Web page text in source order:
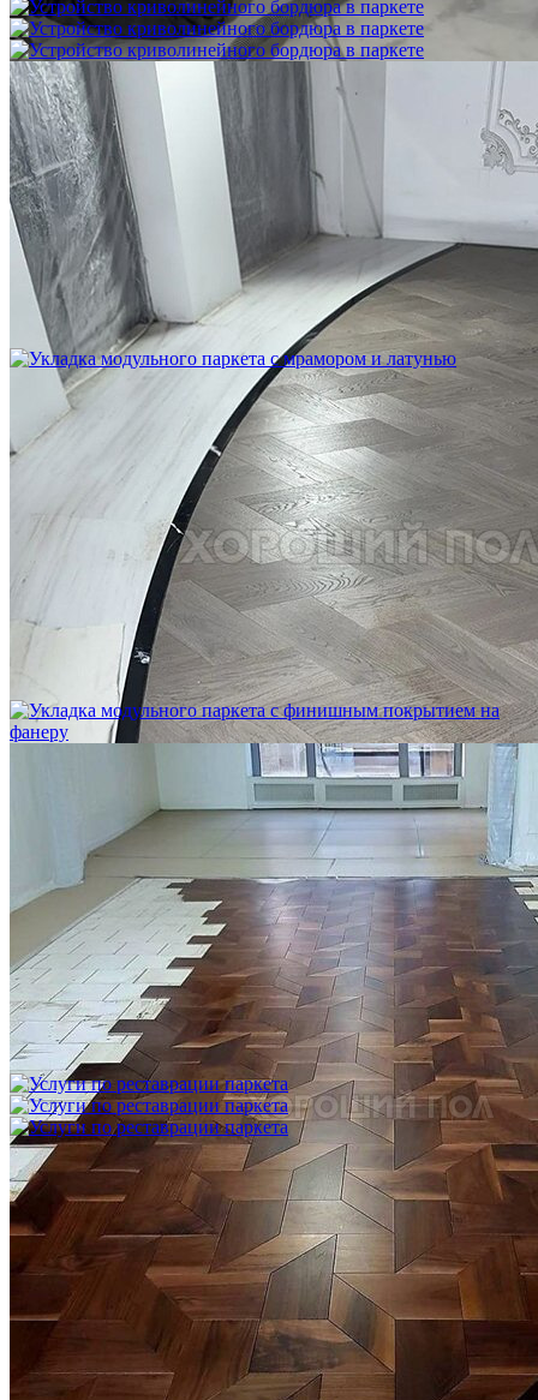
Устройство криволинейного бордюра в паркете
2 500 ₽
Укладка модульного паркета с мрамором и латунью
Укладка модульного паркета с финишным покрытием на
фанеру
3 600 ₽
Услуги по реставрации паркета